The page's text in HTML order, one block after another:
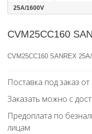
25A/1600V
CVM25CC160
CVM25CC160 SANREX
Поставка под заказ
Заказать можно с
Предоплата по
лицам